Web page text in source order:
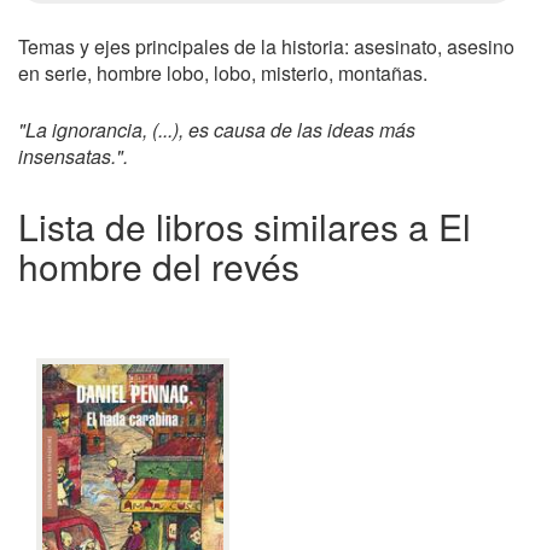
Temas y ejes principales de la historia: asesinato, asesino
en serie, hombre lobo, lobo, misterio, montañas.
"La ignorancia, (...), es causa de las ideas más
insensatas.".
Lista de libros similares a El
hombre del revés